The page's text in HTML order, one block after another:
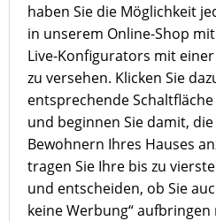
haben Sie die Möglichkeit
in unserem Online-Shop
Live-Konfigurators mit
zu versehen. Klicken Sie
entsprechende
und beginnen Sie damit,
Bewohnern Ihres Hauses
tragen Sie Ihre bis zu
und entscheiden, ob Sie
keine Werbung“